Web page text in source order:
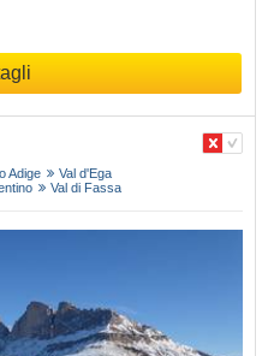
Adige
Val d'Ega
Val di Fassa